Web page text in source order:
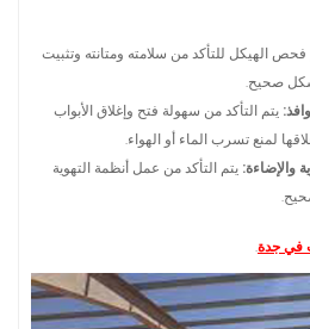
فحص الهيكل للتأكد من سلامته ومتانته وتثبيت
صحيح.
يتم التأكد من سهولة فتح وإغلاق الأبواب
لمنع تسرب الماء أو الهواء.
والإضاءة: يتم التأكد من عمل أنظمة التهوية
في جدة.